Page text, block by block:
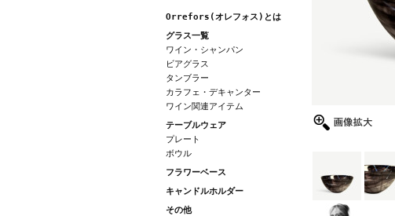
Orrefors(オレフォス)とは
グラス一覧
ワイン・シャンパン
ビアグラス
タンブラー
カラフェ・デキャンター
ワイン関連アイテム
テーブルウェア
プレート
ボウル
フラワーベース
キャンドルホルダー
その他